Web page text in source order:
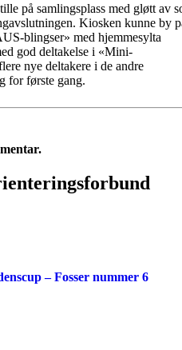
på samlingsplass med gløtt av
Kiosken kunne by
blingser» med hjemmesylta
god deltakelse i «Mini-
nye deltakere i de andre
for første gang.
– Fosser nummer 6